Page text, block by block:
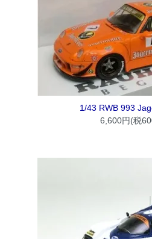
1/43 RWB 993
6,600円(税